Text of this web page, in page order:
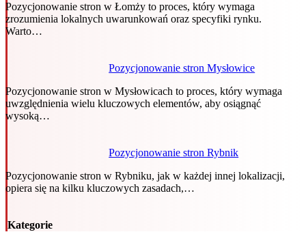
Pozycjonowanie stron w Łomży to proces, który wymaga
zrozumienia lokalnych uwarunkowań oraz specyfiki rynku.
Warto…
Pozycjonowanie stron Mysłowice
Pozycjonowanie stron w Mysłowicach to proces, który wymaga
uwzględnienia wielu kluczowych elementów, aby osiągnąć
wysoką…
Pozycjonowanie stron Rybnik
Pozycjonowanie stron w Rybniku, jak w każdej innej lokalizacji,
opiera się na kilku kluczowych zasadach,…
Kategorie